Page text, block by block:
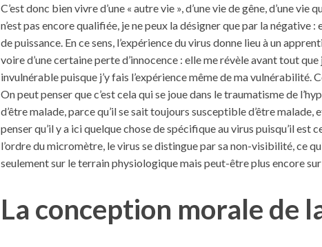
C’est donc bien vivre d’une « autre vie », d’une vie de gêne, d’une vie
n’est pas encore qualifiée, je ne peux la désigner que par la négative
de puissance. En ce sens, l’expérience du virus donne lieu à un
voire d’une certaine perte d’innocence : elle me révèle avant tout
invulnérable puisque j’y fais l’expérience même de ma vulnérabilité.
On peut penser que c’est cela qui se joue dans le traumatisme de
d’être malade, parce qu’il se sait toujours susceptible d’être
penser qu’il y a ici quelque chose de spécifique au virus puisqu’il est
l’ordre du micromètre, le virus se distingue par sa non-visibilité, ce
seulement sur le terrain physiologique mais peut-être plus encore
La conception morale de